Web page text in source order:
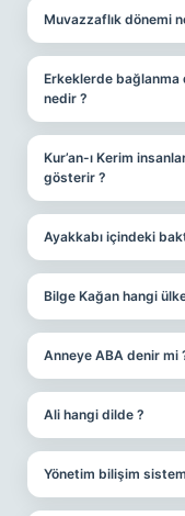
Muvazzaflık dönemi
Erkeklerde bağlanma
nedir ?
Kur’an-ı Kerim
gösterir ?
Ayakkabı içindeki
Bilge Kağan hangi
Anneye ABA denir mi
Ali hangi dilde ?
Yönetim bilişim